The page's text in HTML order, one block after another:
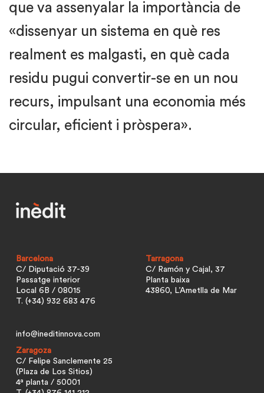
que va assenyalar la importància de
«dissenyar un sistema en què res
realment es malgasti, en què cada
residu pugui convertir-se en un nou
recurs, impulsant una economia més
circular, eficient i pròspera».
Barcelona
C/ Diputació 37-39
Passatge interior
Local 6B / 08015
T. (+34) 932 683 476
info@ineditinnova.com
Tarragona
C/ Ramón y Cajal, 37
Planta baixa
43860, L’Ametlla de Mar
Zaragoza
C/ Felipe Sanclemente 25
(Plaza de Los Sitios)
4ª planta / 50001